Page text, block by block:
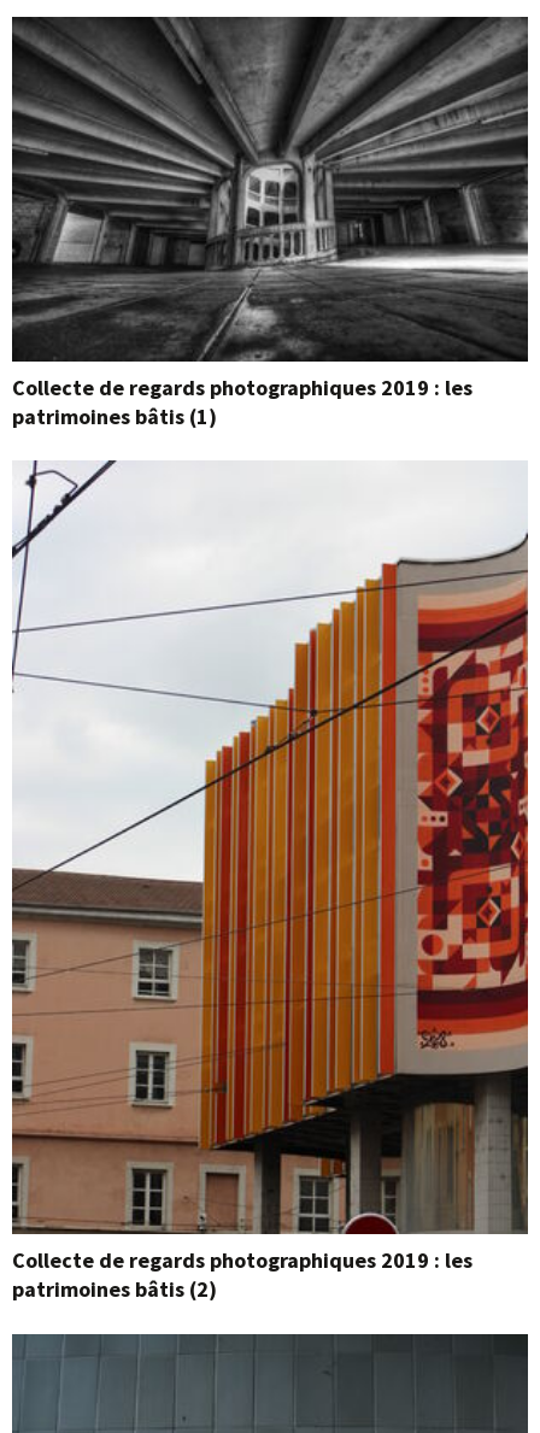
Collecte de regards photographiques 2019 : les
patrimoines bâtis (1)
Collecte de regards photographiques 2019 : les
patrimoines bâtis (2)